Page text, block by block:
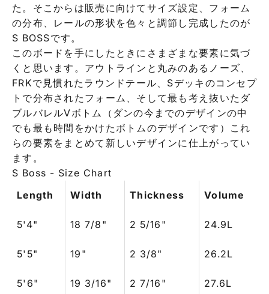
た。そこからは販売に向けてサイズ設定、フォーム
の分布、レールの形状を色々と調節し完成したのが
S BOSSです。
このボードを手にしたときにさまざまな要素に気づ
くと思います。アウトラインと丸みのあるノーズ、
FRKで見慣れたラウンドテール、Sデッキのコンセプ
トで分布されたフォーム、そして最も考え抜いたダ
ブルバレルVボトム（ダンの今までのデザインの中
でも最も時間をかけたボトムのデザインです）これ
らの要素をまとめて新しいデザインに仕上がってい
ます。
S Boss - Size Chart
Length
Width Thickness Volume
5'4" 18 7/8" 2 5/16" 24.9L
5'5" 19" 2 3/8" 26.2L
5'6" 19 3/16" 2 7/16" 27.6L